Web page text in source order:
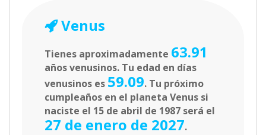
Venus
Tienes aproximadamente 63.91
años venusinos. Tu edad en días
venusinos es 59.09. Tu próximo
cumpleaños en el planeta Venus si
naciste el 15 de abril de 1987 será el
27 de enero de 2027.